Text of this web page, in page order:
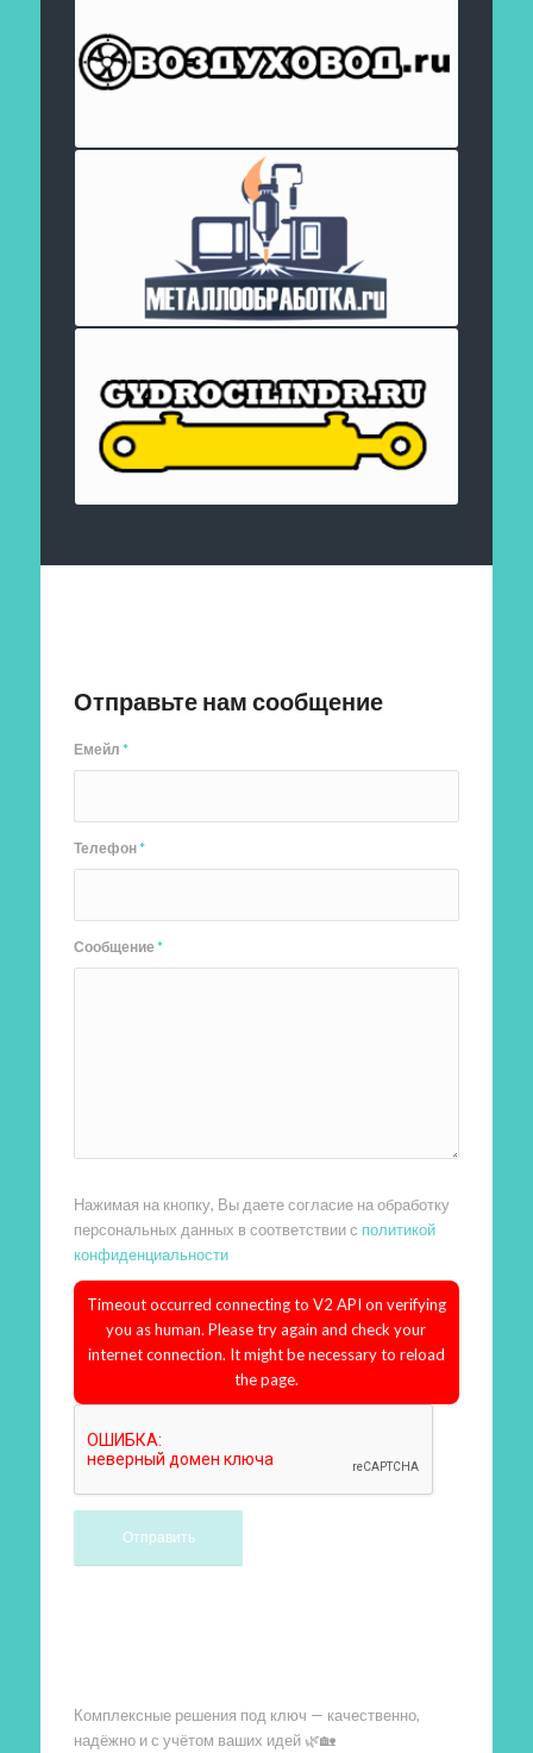
Отправьте нам сообщение
Емейл*
Телефон*
Сообщение*
Нажимая на кнопку, Вы даете согласие на обработку
персональных данных в соответствии с политикой
конфиденциальности
Timeout occurred connecting to V2 API on verifying
you as human. Please try again and check your
internet connection. It might be necessary to reload
the page.
Комплексные решения под ключ — качественно,
надёжно и с учётом ваших идей 🌿🏡